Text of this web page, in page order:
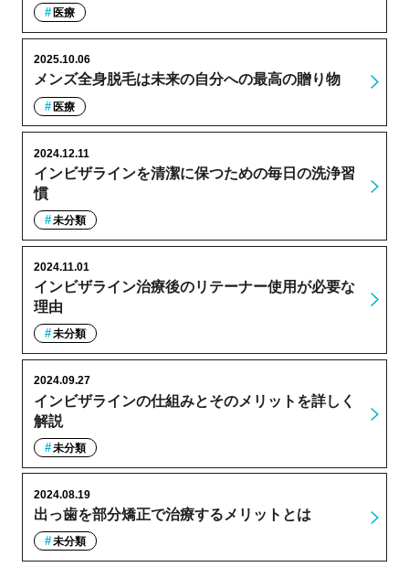
医療
メンズ全身脱毛は未来の自分への最高の贈り物
2025.10.06
医療
インビザラインを清潔に保つための毎日の洗浄習
慣
2024.12.11
未分類
インビザライン治療後のリテーナー使用が必要な
理由
2024.11.01
未分類
インビザラインの仕組みとそのメリットを詳しく
解説
2024.09.27
未分類
出っ歯を部分矯正で治療するメリットとは
2024.08.19
未分類